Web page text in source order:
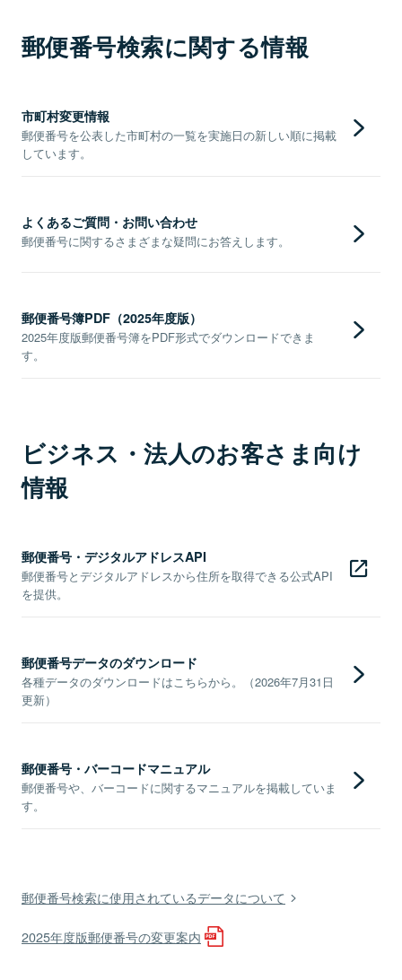
郵便番号検索に関する情報
市町村変更情報
郵便番号を公表した市町村の一覧を実施日の新しい順に掲載
しています。
よくあるご質問・お問い合わせ
郵便番号に関するさまざまな疑問にお答えします。
郵便番号簿PDF（2025年度版）
2025年度版郵便番号簿をPDF形式でダウンロードできま
す。
ビジネス・法人のお客さま向け
情報
郵便番号・デジタルアドレスAPI
郵便番号とデジタルアドレスから住所を取得できる公式API
を提供。
郵便番号データのダウンロード
各種データのダウンロードはこちらから。（2026年7月31日
更新）
郵便番号・バーコードマニュアル
郵便番号や、バーコードに関するマニュアルを掲載していま
す。
郵便番号検索に使用されているデータについて
2025年度版郵便番号の変更案内